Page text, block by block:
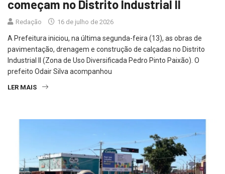
Redação 16 de julho de 2026
A Prefeitura iniciou, na última segunda-feira (13), as obras de
pavimentação, drenagem e construção de calçadas no Distrito
Industrial II (Zona de Uso Diversificada Pedro Pinto Paixão). O
prefeito Odair Silva acompanhou
LER MAIS